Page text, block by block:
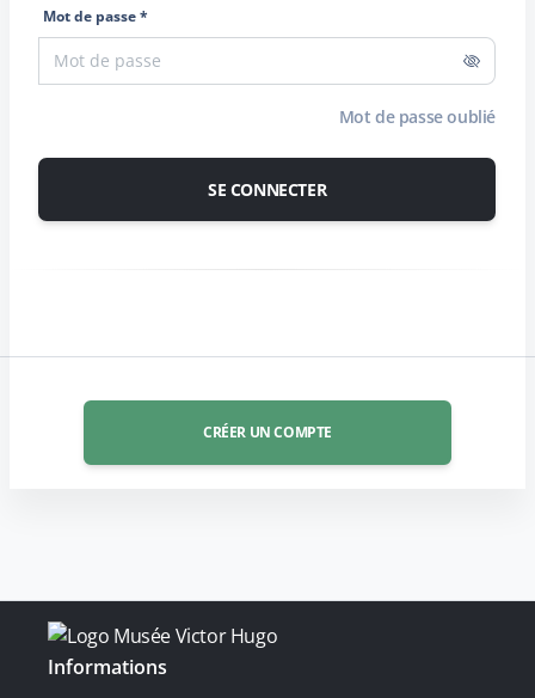
Mot de passe *
Mot de passe oublié
CRÉER UN COMPTE
Informations